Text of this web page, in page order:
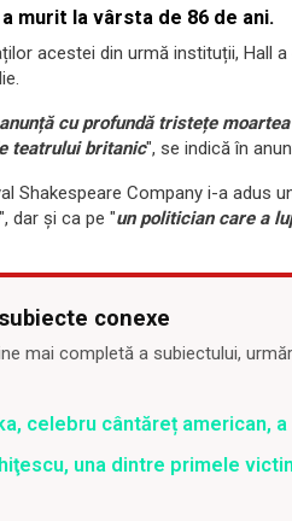
murit la vârsta de 86 de ani.
acestei din urmă instituții, Hall
anunță cu profundă tristețe
teatrului britanic", se indică în
Shakespeare Company i-a adus
", dar și ca pe "un politician care a
conexe
mai completă a subiectului,
celebru cântăreț american,
una dintre primele